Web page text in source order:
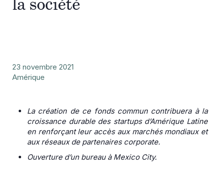
23 novembre 2021
Amérique
La création de ce fonds commun contribuera à la
croissance durable des startups d’Amérique Latine
en renforçant leur accès aux marchés mondiaux et
aux réseaux de partenaires corporate.
Ouverture d’un bureau à Mexico City.